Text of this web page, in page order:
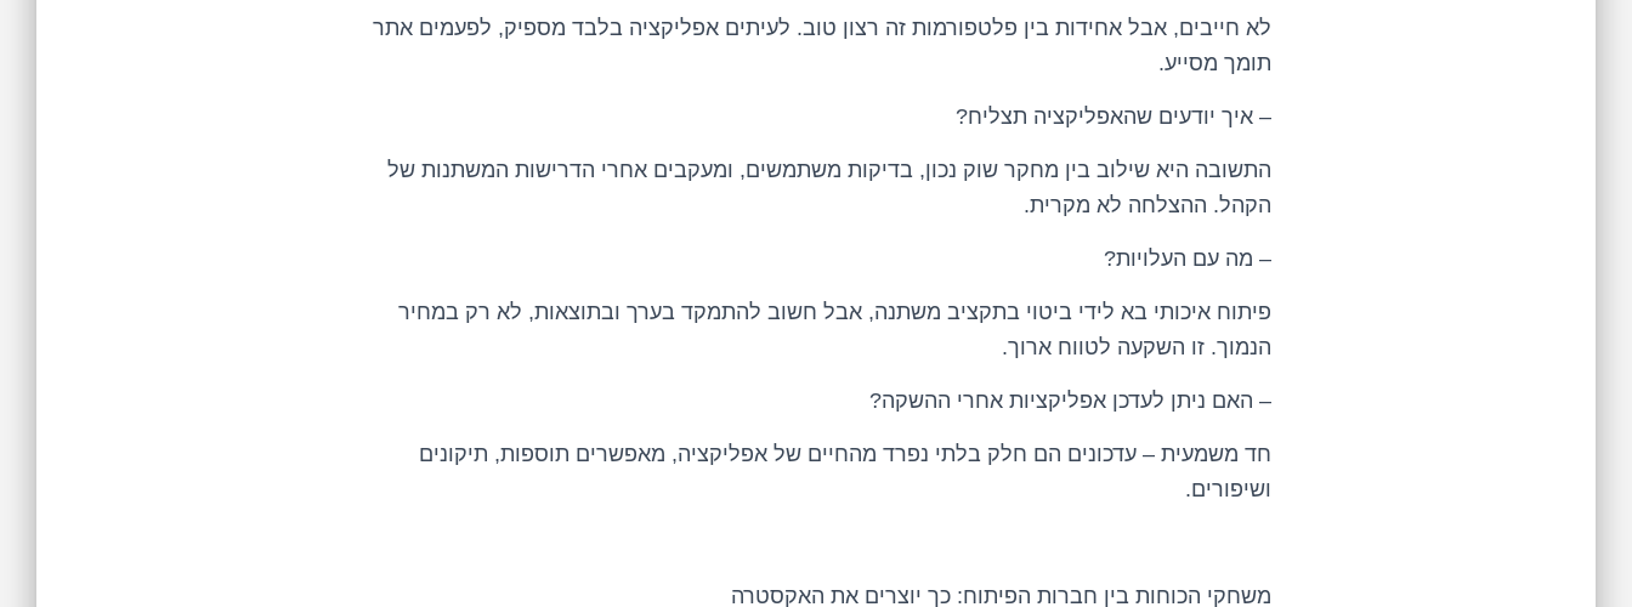
לא חייבים, אבל אחידות בין פלטפורמות זה רצון טוב. לעיתים אפליקציה בלבד מספיק, לפעמים אתר
תומך מסייע.
– איך יודעים שהאפליקציה תצליח?
התשובה היא שילוב בין מחקר שוק נכון, בדיקות משתמשים, ומעקבים אחרי הדרישות המשתנות של
הקהל. ההצלחה לא מקרית.
– מה עם העלויות?
פיתוח איכותי בא לידי ביטוי בתקציב משתנה, אבל חשוב להתמקד בערך ובתוצאות, לא רק במחיר
הנמוך. זו השקעה לטווח ארוך.
– האם ניתן לעדכן אפליקציות אחרי ההשקה?
חד משמעית – עדכונים הם חלק בלתי נפרד מהחיים של אפליקציה, מאפשרים תוספות, תיקונים
ושיפורים.
משחקי הכוחות בין חברות הפיתוח: כך יוצרים את האקסטרה